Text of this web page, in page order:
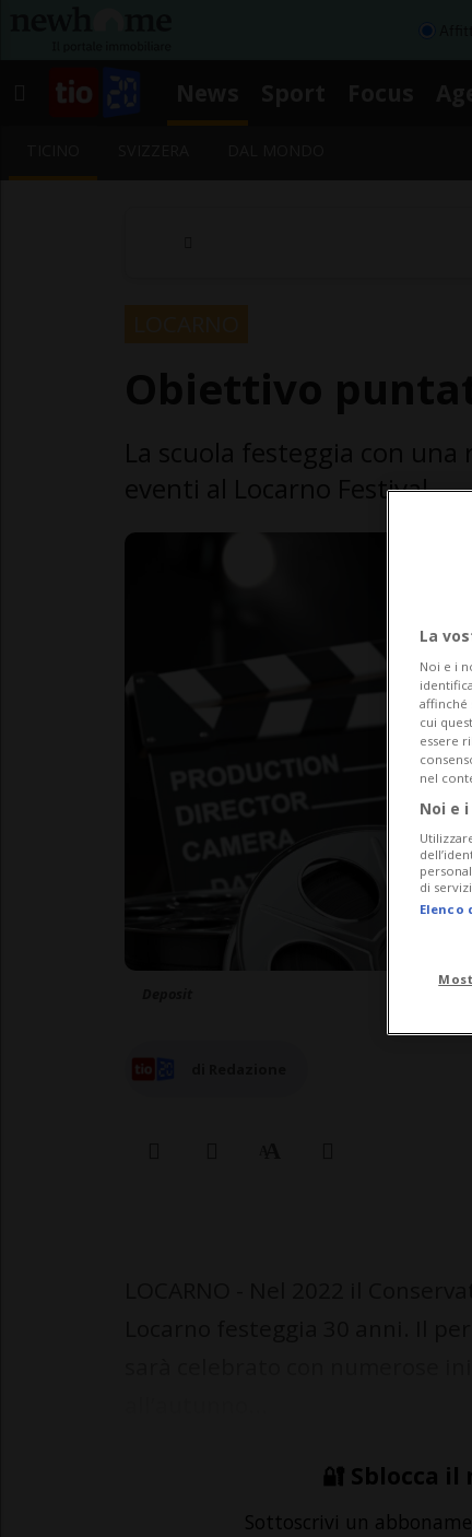
eventi al Locarno Festival
🔐 Sblocca
Sottoscrivi un
La
Noi e i
affinché
cui
essere
nel
Noi e
di
Elenco